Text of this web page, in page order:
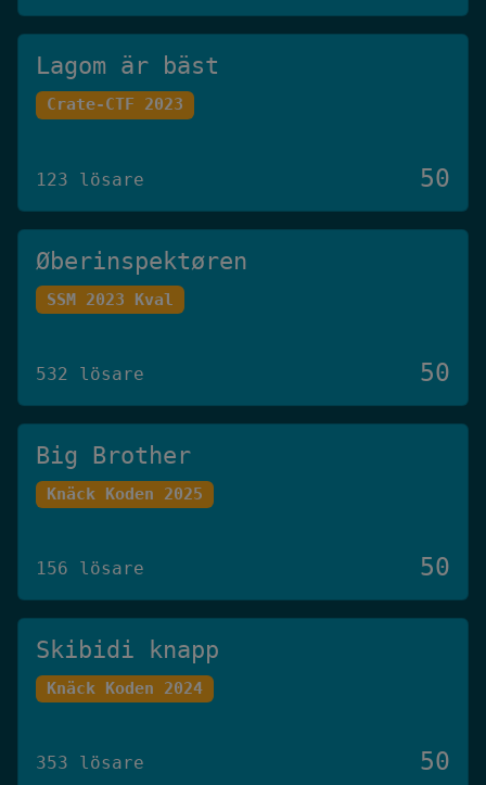
Lagom är bäst
Crate-CTF 2023
123 lösare 50
Øberinspektøren
SSM 2023 Kval
532 lösare 50
Big Brother
Knäck Koden 2025
156 lösare 50
Skibidi knapp
Knäck Koden 2024
353 lösare 50